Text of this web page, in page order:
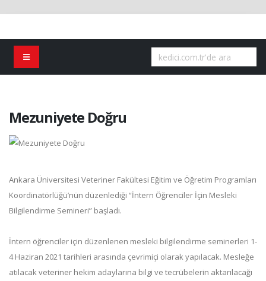
Mezuniyete Doğru
Ankara Üniversitesi Veteriner Fakültesi Eğitim ve Öğretim Programları
Koordinatörlüğü’nün düzenlediği “İntern Öğrenciler İçin Mesleki
Bilgilendirme Semineri” başladı.
İntern öğrenciler için düzenlenen mesleki bilgilendirme seminerleri 1-
4 Haziran 2021 tarihleri arasında çevrimiçi olarak yapılacak. Mesleğe
atılacak veteriner hekim adaylarına bilgi ve tecrübelerin aktarılacağı